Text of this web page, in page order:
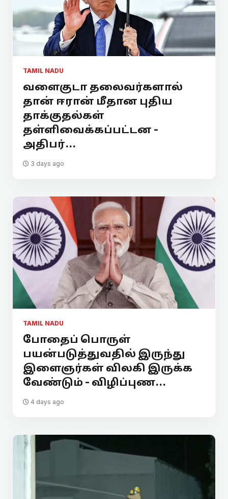
TAMIL NADU
வளைகுடா தலைவர்களால்
தான் ஈரான் மீதான புதிய
தாக்குதல்கள்
தள்ளிவைக்கப்பட்டன -
அதிபர்...
3 days ago
TAMIL NADU
போதைப் பொருள்
பயன்படுத்துவதில் இருந்து
இளைஞர்கள் விலகி இருக்க
வேண்டும் - விழிப்புண...
4 days ago